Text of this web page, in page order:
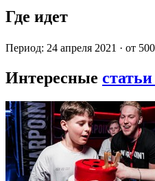
Где идет
Период: 24 апреля 2021 · от
Интересные